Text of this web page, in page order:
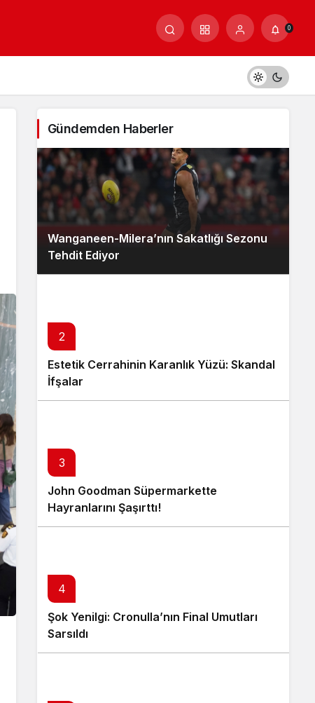
0
Gündemden Haberler
Wanganeen-Milera’nın Sakatlığı Sezonu
Tehdit Ediyor
2
Estetik Cerrahinin Karanlık Yüzü: Skandal
İfşalar
3
John Goodman Süpermarkette
Hayranlarını Şaşırttı!
4
Şok Yenilgi: Cronulla’nın Final Umutları
Sarsıldı